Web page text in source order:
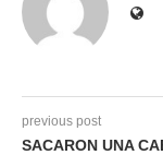
previous post
SACARON UNA